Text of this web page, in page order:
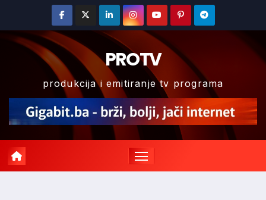
content
PROTV
produkcija i emitiranje tv programa